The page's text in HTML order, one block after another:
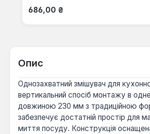
Звичайна ціна:
686,00 ₴
Опис
Однозахватний змішувач для
вертикальний спосіб монтажу в
довжиною 230 мм з традиційною
забезпечує достатній простір для
миття посуду. Конструкція